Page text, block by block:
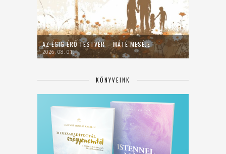
AZ ÉGIG ÉRŐ TESTVÉR – MÁTÉ MESÉJE
2026. 08. 01.
KÖNYVEINK